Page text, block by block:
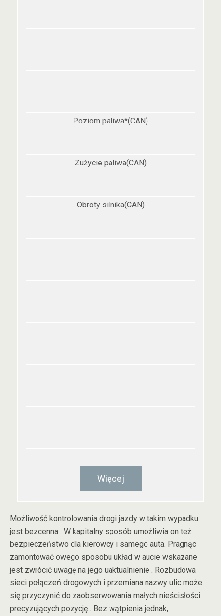
Poziom paliwa*(CAN)
Zużycie paliwa(CAN)
Obroty silnika(CAN)
Więcej
Możliwość kontrolowania drogi jazdy w takim wypadku
jest bezcenna . W kapitalny sposób umożliwia on też
bezpieczeństwo dla kierowcy i samego auta. Pragnąc
zamontować owego sposobu układ w aucie wskazane
jest zwrócić uwagę na jego uaktualnienie . Rozbudowa
sieci połączeń drogowych i przemiana nazwy ulic może
się przyczynić do zaobserwowania małych nieścisłości
precyzujących pozycję . Bez wątpienia jednak,